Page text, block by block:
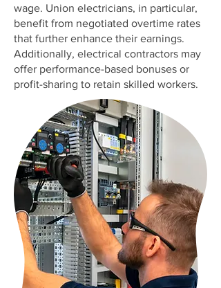
wage. Union electricians, in particular,
benefit from negotiated overtime rates
that further enhance their earnings.
Additionally, electrical contractors may
offer performance-based bonuses or
profit-sharing to retain skilled workers.